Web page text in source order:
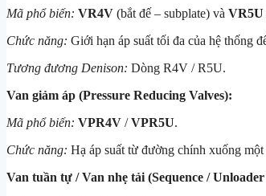
Mã phổ biến: VR4V (bắt đế – subplate) và VR5U
Chức năng: Giới hạn áp suất tối đa của hệ thống
Tương đương Denison: Dòng R4V / R5U.
Van giảm áp (Pressure Reducing Valves):
Mã phổ biến: VPR4V /VPR5U.
Chức năng: Hạ áp suất từ đường chính xuống
Van tuần tự / Van nhẹ tải (Sequence / Unloader